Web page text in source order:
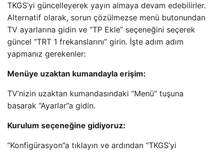
TKGS’yi güncelleyerek yayın almaya devam edebilirler.
Alternatif olarak, sorun çözülmezse menü butonundan
TV ayarlarına gidin ve “TP Ekle” seçeneğini seçerek
güncel “TRT 1 frekanslarını” girin. İşte adım adım
yapmanız gerekenler:
Menüye uzaktan kumandayla erişim:
TV’nizin uzaktan kumandasındaki “Menü” tuşuna
basarak “Ayarlar”a gidin.
Kurulum seçeneğine gidiyoruz:
“Konfigürasyon”a tıklayın ve ardından “TKGS’yi